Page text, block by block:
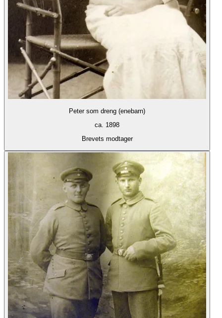
Peter som dreng (enebarn)
ca. 1898
Brevets modtager